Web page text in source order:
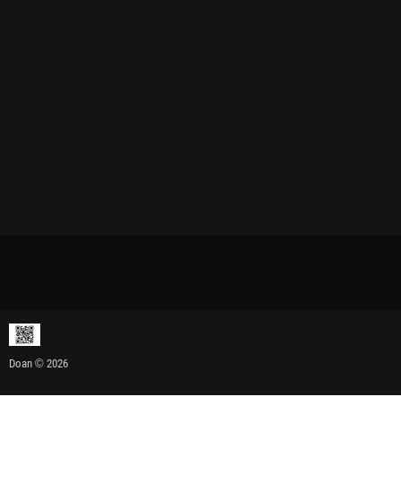
Doan © 2026